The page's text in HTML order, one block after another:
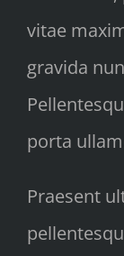
vitae
gravida
porta
Praesent